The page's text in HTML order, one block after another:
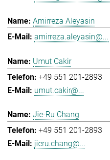
Amirreza Aleyasin
amirreza.aleyasin@...
Umut Cakir
+49 551 201-2893
umut.cakir@...
Jie-Ru Chang
+49 551 201-2893
jieru.chang@...